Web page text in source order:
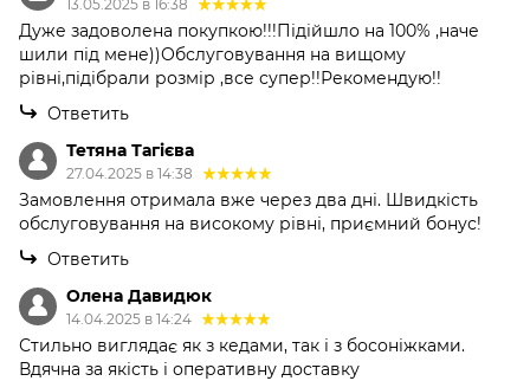
13.05.2025 в 16:38
Дуже задоволена покупкою!!!Підійшло на 100% ,наче
шили під мене))Обслуговування на вищому
рівні,підібрали розмір ,все супер!!Рекомендую!!
Ответить
Тетяна Тагієва
27.04.2025 в 14:38
Замовлення отримала вже через два дні. Швидкість
обслуговування на високому рівні, приємний бонус!
Ответить
Олена Давидюк
14.04.2025 в 14:24
Стильно виглядає як з кедами, так і з босоніжками.
Вдячна за якість і оперативну доставку